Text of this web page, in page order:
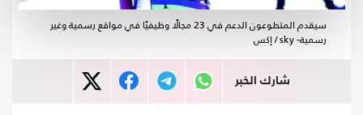
سيقدم المتطوعون الدعم في 23 مجالًا وظيفيًا في مواقع رسمية وغير
رسمية- sky / إكس
شارك الخبر